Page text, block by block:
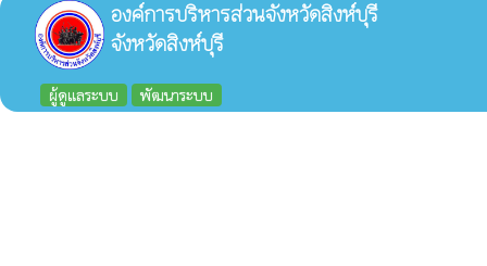
องค์การบริหารส่วนจังหวัดสิงห์บุรี
จังหวัดสิงห์บุรี
ผู้ดูแลระบบ พัฒนาระบบ